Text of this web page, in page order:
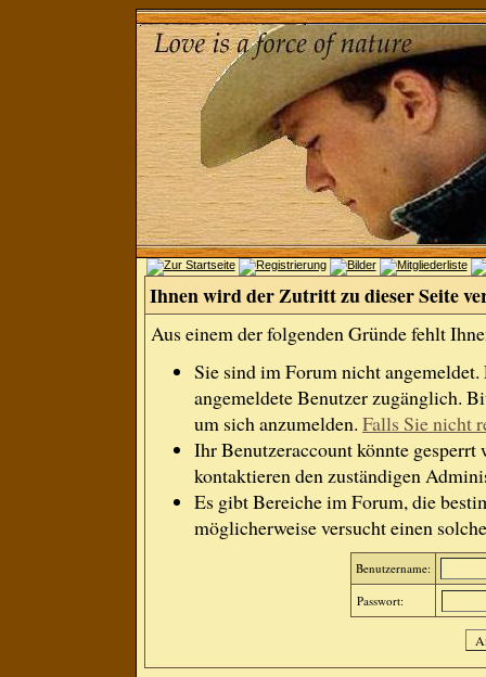
Ihnen wird der Zutritt zu dieser Seite
Aus einem der folgenden Gründe fehlt
Sie sind im Forum nicht
angemeldete Benutzer zugänglich.
um sich anzumelden. Falls Sie nicht
Ihr Benutzeraccount könnte gesperrt
kontaktieren den zuständigen
Es gibt Bereiche im Forum, die
möglicherweise versucht einen
Benutzername:
Passwort: